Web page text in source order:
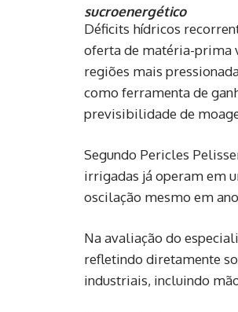
sucroenergético
Déficits hídricos
oferta de matéria-prima
regiões mais
como ferramenta de
previsibilidade de
Segundo Pericles
irrigadas já operam em
oscilação mesmo em
Na avaliação do
refletindo diretamente
industriais, incluindo